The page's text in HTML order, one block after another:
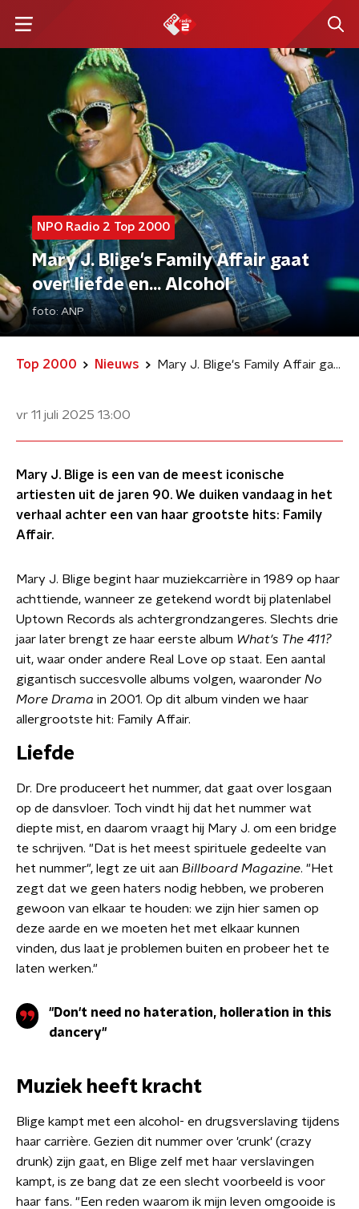
NPO Radio 2 Top 2000
Mary J. Blige's Family Affair gaat
over liefde en... Alcohol
foto: ANP
Top 2000 Nieuws Mary J. Blige's Family Affair gaat over liefde en... Alcohol
vr 11 juli 2025 13:00
Mary J. Blige is een van de meest iconische
artiesten uit de jaren 90. We duiken vandaag in het
verhaal achter een van haar grootste hits: Family
Affair.
Mary J. Blige begint haar muziekcarrière in 1989 op haar
achttiende, wanneer ze getekend wordt bij platenlabel
Uptown Records als achtergrondzangeres. Slechts drie
jaar later brengt ze haar eerste album What's The 411?
uit, waar onder andere Real Love op staat. Een aantal
gigantisch succesvolle albums volgen, waaronder No
More Drama in 2001. Op dit album vinden we haar
allergrootste hit: Family Affair.
Liefde
Dr. Dre produceert het nummer, dat gaat over losgaan
op de dansvloer. Toch vindt hij dat het nummer wat
diepte mist, en daarom vraagt hij Mary J. om een bridge
te schrijven. "Dat is het meest spirituele gedeelte van
het nummer", legt ze uit aan Billboard Magazine. "Het
zegt dat we geen haters nodig hebben, we proberen
gewoon van elkaar te houden: we zijn hier samen op
deze aarde en we moeten het met elkaar kunnen
vinden, dus laat je problemen buiten en probeer het te
laten werken."
"Don't need no hateration, holleration in this
dancery"
Muziek heeft kracht
Blige kampt met een alcohol- en drugsverslaving tijdens
haar carrière. Gezien dit nummer over 'crunk' (crazy
drunk) zijn gaat, en Blige zelf met haar verslavingen
kampt, is ze bang dat ze een slecht voorbeeld is voor
haar fans. "Een reden waarom ik mijn leven omgooide is